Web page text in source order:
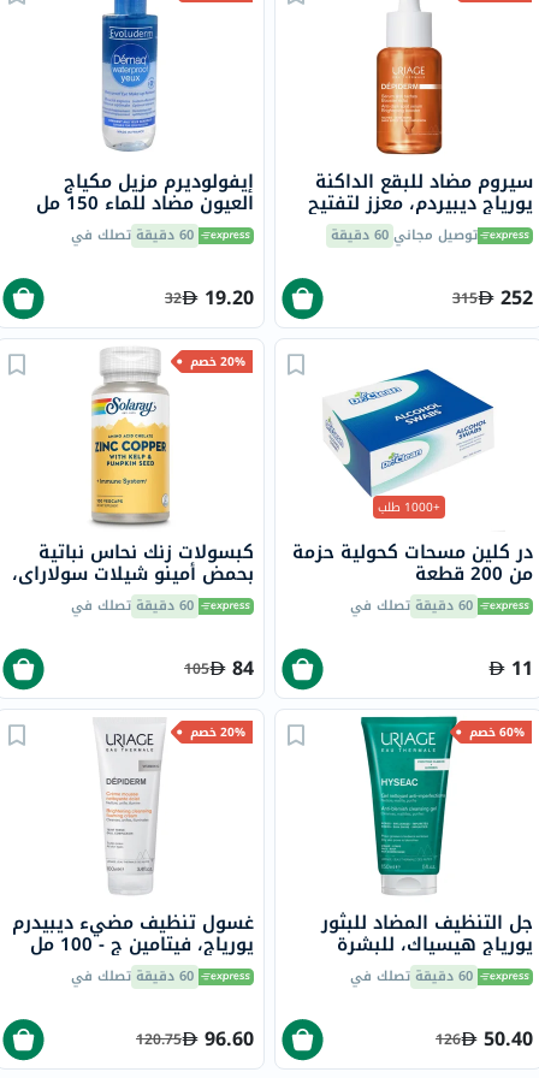
سيروم مضاد للبقع الداكنة
يورياج ديبيردم، معزز لتفتيح
البشرة - 30 ملتوصيل مجاني60 دقيقة
252
315
إيفولوديرم مزيل مكياج
العيون مضاد للماء 150 مل
18297 60 دقيقة تصلك في
19.20
32
+1000 طلب
در كلين مسحات كحولية حزمة
من 200 قطعة
60 دقيقة تصلك في
11
20% خصم
كبسولات زنك نحاس نباتية
بحمض أمينو شيلات سولاراي،
100 كبسولة 60 دقيقة تصلك في
84
105
60% خصم
جل التنظيف المضاد للبثور
يورياج هيسياك، للبشرة
الدهنية - 50 مل
60 دقيقة تصلك في
50.40
126
20% خصم
غسول تنظيف مضيء ديبيدرم
يورياج، فيتامين ج - 100 مل
60 دقيقة تصلك في
96.60
120.75